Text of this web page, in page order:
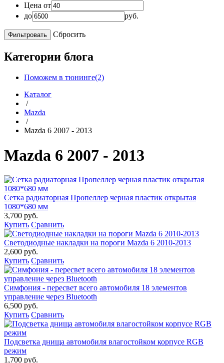
Цена от
до
руб.
Сбросить
Категории блога
Поможем в тюнинге(2)
Каталог
/
Mazda
/
Mazda 6 2007 - 2013
Mazda 6 2007 - 2013
Сетка радиаторная Пропеллер черная пластик открытая
1080*680 мм
3,700 руб.
Купить Сравнить
Светодиодные накладки на пороги Mazda 6 2010-2013
2,600 руб.
Купить Сравнить
Симфония - пересвет всего автомобиля 18 элементов
управление через Bluetooth
6,500 руб.
Купить Сравнить
Подсветка днища автомобиля влагостойком корпусе RGB
режим
1,700 руб.